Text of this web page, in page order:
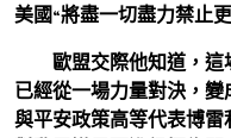
美國“將盡一切盡力禁止
歐盟交際他知道，這
已經從一場力量對決，變
與平安政策高等代表博雷